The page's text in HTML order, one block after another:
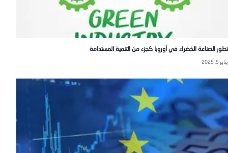
تطور الصناعة الخضراء في أوروبا كجزء من التنمية المستدامة
يناير 5, 2025